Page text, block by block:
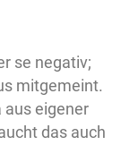
se negativ;
mitgemeint.
aus eigener
das auch